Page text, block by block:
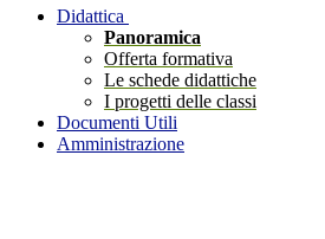
Didattica
Panoramica
Offerta formativa
Le schede didattiche
I progetti delle classi
Documenti Utili
Amministrazione